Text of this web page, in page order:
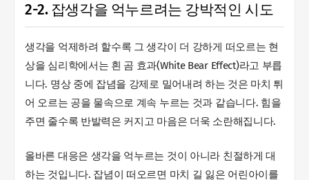
2-2. 잡생각을 억누르려는 강박적인 시도
생각을 억제하려 할수록 그 생각이 더 강하게 떠오르는 현
상을 심리학에서는 흰 곰 효과(White Bear Effect)라고 부릅
니다. 명상 중에 잡념을 강제로 밀어내려 하는 것은 마치 튀
어 오르는 공을 물속으로 계속 누르는 것과 같습니다. 힘을
주면 줄수록 반발력은 커지고 마음은 더욱 소란해집니다.
올바른 대응은 생각을 억누르는 것이 아니라 친절하게 대
하는 것입니다. 잡념이 떠오르면 마치 길 잃은 어린아이를